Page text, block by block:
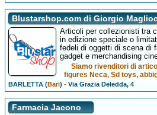
Blustarshop.com di Giorgio
Articoli per collezionisti tra
in edizione speciale o
fedeli di oggetti di scena di
gadget e merchandising
Siamo rivenditori di
figures Neca, Sd toys,
BARLETTA (Bari) -Via Grazia Deledda, 4
Farmacia Jacono